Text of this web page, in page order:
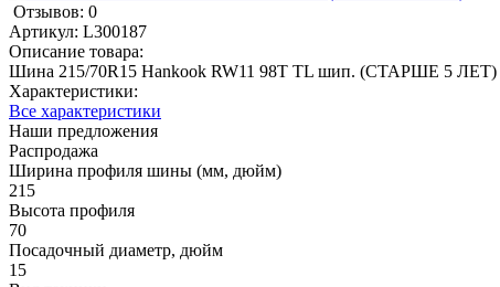
Отзывов: 0
Артикул: L300187
Описание товара:
Шина 215/70R15 Hankook RW11 98T TL шип. (СТАРШЕ 5 ЛЕТ)
Характеристики:
Все характеристики
Наши предложения
Распродажа
Ширина профиля шины (мм, дюйм)
215
Высота профиля
70
Посадочный диаметр, дюйм
15